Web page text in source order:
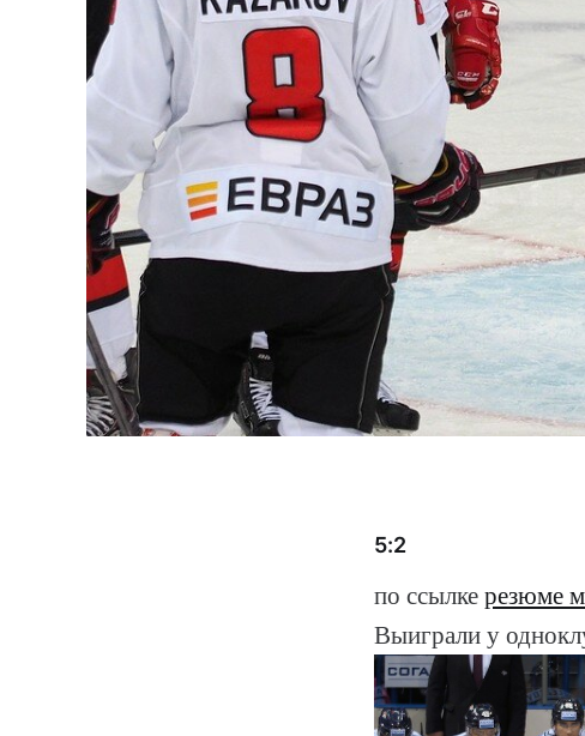
5:2
по ссылкерезюме
Выиграли у